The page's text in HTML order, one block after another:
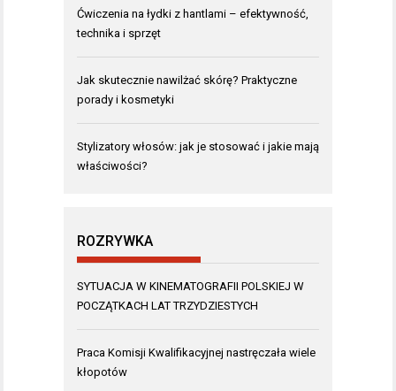
Ćwiczenia na łydki z hantlami – efektywność,
technika i sprzęt
Jak skutecznie nawilżać skórę? Praktyczne
porady i kosmetyki
Stylizatory włosów: jak je stosować i jakie mają
właściwości?
ROZRYWKA
SYTUACJA W KINEMATOGRAFII POLSKIEJ W
POCZĄTKACH LAT TRZYDZIESTYCH
Praca Komisji Kwalifikacyjnej nastręczała wiele
kłopotów